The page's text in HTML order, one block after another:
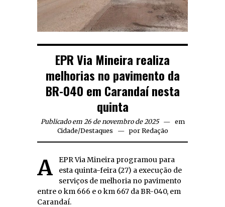
EPR Via Mineira realiza
melhorias no pavimento da
BR-040 em Carandaí nesta
quinta
Publicado em 26 de novembro de 2025
em
Cidade/Destaques por Redação
A EPR Via Mineira programou para
esta quinta-feira (27) a execução de
serviços de melhoria no pavimento
entre o km 666 e o km 667 da BR-040, em
Carandaí.